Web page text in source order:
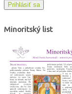
Prihlásiť sa
Minoritský list